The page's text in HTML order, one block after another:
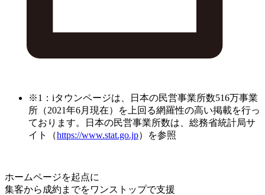
※1：iタウンページは、日本の民営事業所数516万事業
所（2021年6月現在）を上回る網羅性の高い掲載を行っ
ております。日本の民営事業所数は、総務省統計局サ
イト（https://www.stat.go.jp）を参照
ホームページを起点に
集客から成約までをワンストップで支援